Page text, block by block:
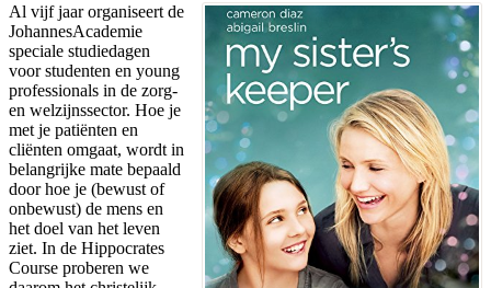
Al vijf jaar organiseert de
JohannesAcademie
speciale studiedagen
voor studenten en young
professionals in de zorg-
en welzijnssector. Hoe je
met je patiënten en
cliënten omgaat, wordt in
belangrijke mate bepaald
door hoe je (bewust of
onbewust) de mens en
het doel van het leven
ziet. In de Hippocrates
Course proberen we